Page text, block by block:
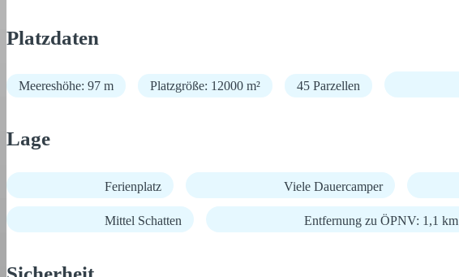
Platzdaten
Meereshöhe: 97 m Platzgröße: 12000 m² 45 Parzellen
Lage
Ferienplatz Viele Dauercamper
Mittel Schatten Entfernung zu ÖPNV: 1,1 km